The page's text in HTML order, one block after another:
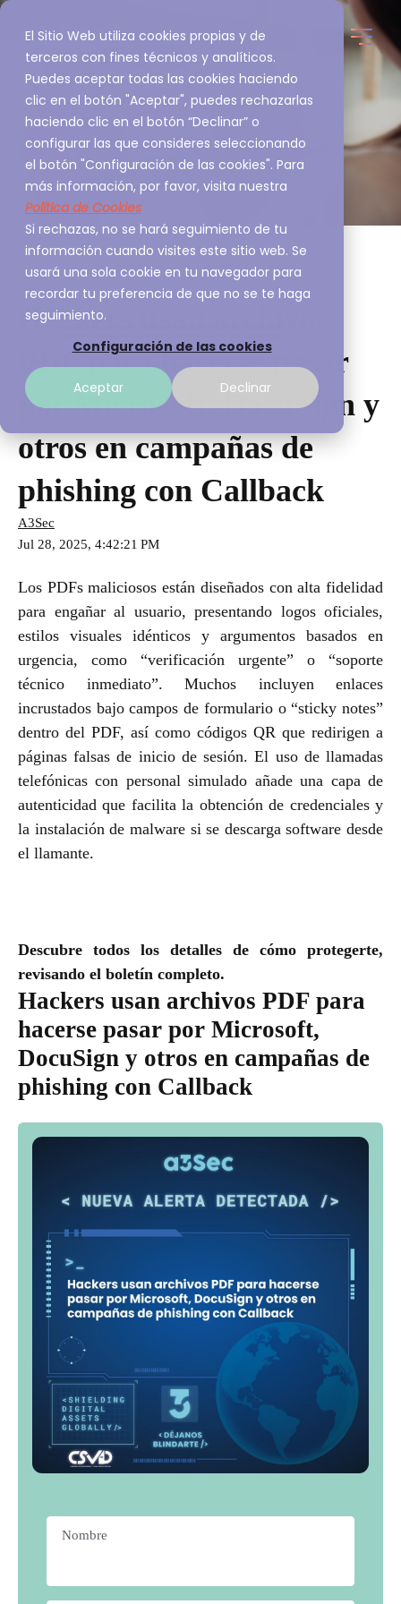
El Sitio Web utiliza cookies propias y de
terceros con fines técnicos y analíticos.
Puedes aceptar todas las cookies haciendo
clic en el botón "Aceptar", puedes rechazarlas
haciendo clic en el botón “Declinar” o
configurar las que consideres seleccionando
el botón "Configuración de las cookies". Para
más información, por favor, visita nuestra
Política de Cookies
Si rechazas, no se hará seguimiento de tu
información cuando visites este sitio web. Se
usará una sola cookie en tu navegador para
recordar tu preferencia de que no se te haga
seguimiento.
Configuración de las cookies
Aceptar Declinar
Hackers usan archivos
PDF para hacerse pasar
por Microsoft, DocuSign y
otros en campañas de
phishing con Callback
A3Sec
Jul 28, 2025, 4:42:21 PM
Los PDFs maliciosos están diseñados con alta fidelidad
para engañar al usuario, presentando logos oficiales,
estilos visuales idénticos y argumentos basados en
urgencia, como “verificación urgente” o “soporte
técnico inmediato”. Muchos incluyen enlaces
incrustados bajo campos de formulario o “sticky notes”
dentro del PDF, así como códigos QR que redirigen a
páginas falsas de inicio de sesión. El uso de llamadas
telefónicas con personal simulado añade una capa de
autenticidad que facilita la obtención de credenciales y
la instalación de malware si se descarga software desde
el llamante.
Descubre todos los detalles de cómo protegerte,
revisando el boletín completo.
Hackers usan archivos PDF para
hacerse pasar por Microsoft,
DocuSign y otros en campañas de
phishing con Callback
Nombre